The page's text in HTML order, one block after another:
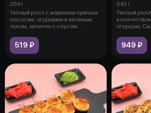
254 г
Теплый ролл с жареным пряным
лососем, огурцами и зеленым
луком, запечен с соусом
519 ₽
343 г
Теплый
огурцом,
949 ₽